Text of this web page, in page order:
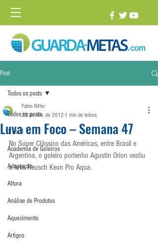
Post
Todos os posts
1 vs. 1
Academia de Goleiros
Adaptação
Altura
Análise de Produtos
Aquecimento
Artigos
Todos os posts
Luva em Foco – Semana 47
Fabio Ritter
22 de nov. de 2012 1 min de leitura
No Super Clássico das Américas, entre Brasil e
Argentina, o goleiro portenho Agustin Orion vestiu
a luva Reusch Keon Pro Aqua.